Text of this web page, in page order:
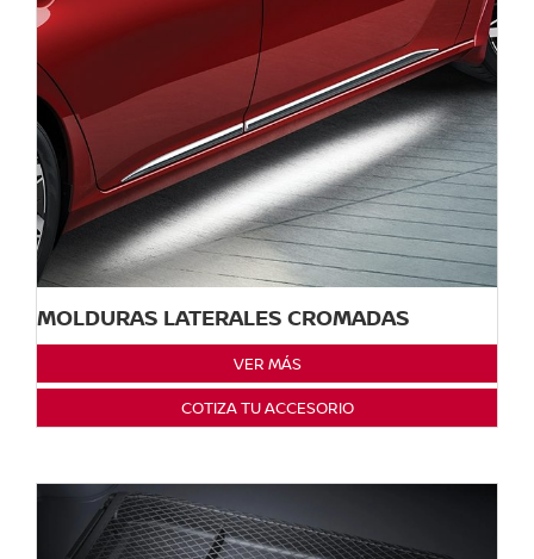
MOLDURAS LATERALES CROMADAS
VER MÁS
COTIZA TU ACCESORIO